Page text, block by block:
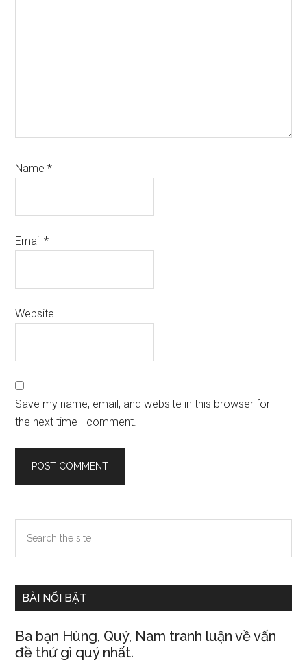
Name*
Email*
Website
Save my name, email, and website in this browser for
the next time I comment.
Primary
Sidebar
the
BÀI NỔI BẬT
Ba bạn Hùng, Quý, Nam tranh luận về vấn
đề thứ gì quý nhất.